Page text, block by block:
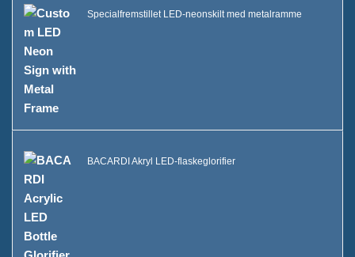
Specialfremstillet LED-neonskilt med metalramme
BACARDI Akryl LED-flaskeglorifier